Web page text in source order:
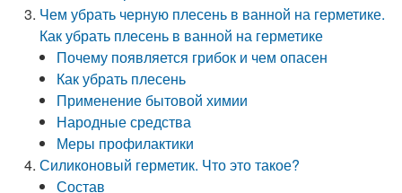
Чем убрать черную плесень в ванной на герметике.
Как убрать плесень в ванной на герметике
Почему появляется грибок и чем опасен
Как убрать плесень
Применение бытовой химии
Народные средства
Меры профилактики
Силиконовый герметик. Что это такое?
Состав